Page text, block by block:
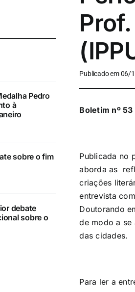
Pedro
à
sobre o fim
debate
sobre o
Publicado em 06/
Boletim nº
Publicada no
aborda as
criações
entrevista
Doutorando
de modo a se
das cidades.
Para ler a